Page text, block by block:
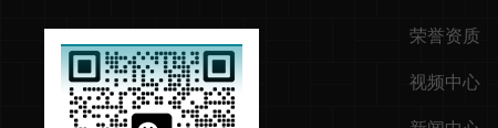
荣誉资质
视频中心